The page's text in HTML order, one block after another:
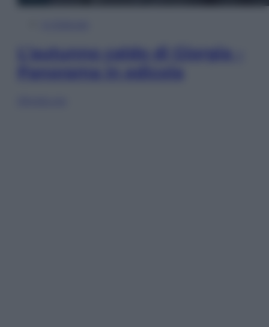
L’autunno caldo di Giorgia –